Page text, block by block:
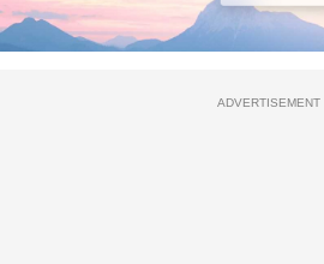
ADVERTISEMENT